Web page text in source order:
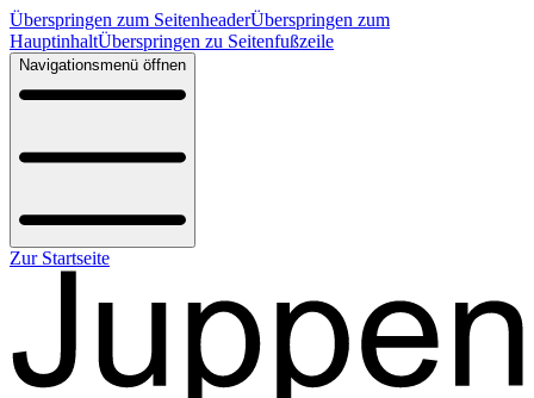
Überspringen zum SeitenheaderÜberspringen zum
HauptinhaltÜberspringen zu Seitenfußzeile
Navigationsmenü öffnen
Zur Startseite